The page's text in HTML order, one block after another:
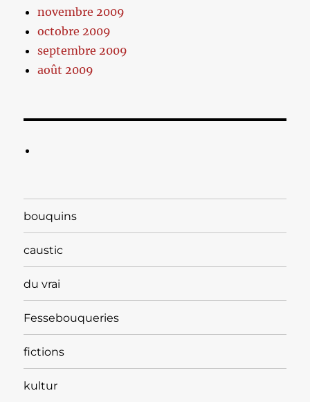
novembre 2009
octobre 2009
septembre 2009
août 2009
bouquins
caustic
du vrai
Fessebouqueries
fictions
kultur